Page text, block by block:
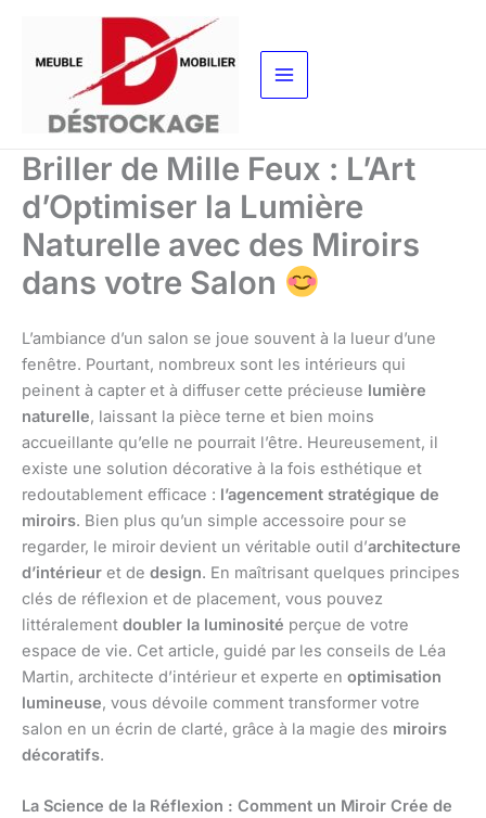
contenu
Briller de Mille Feux : L’Art
d’Optimiser la Lumière
Naturelle avec des Miroirs
dans votre Salon
L’ambiance d’un salon se joue souvent à la lueur d’une
fenêtre. Pourtant, nombreux sont les intérieurs qui
peinent à capter et à diffuser cette précieuse lumière
naturelle, laissant la pièce terne et bien moins
accueillante qu’elle ne pourrait l’être. Heureusement, il
existe une solution décorative à la fois esthétique et
redoutablement efficace : l’agencement stratégique de
miroirs. Bien plus qu’un simple accessoire pour se
regarder, le miroir devient un véritable outil d’architecture
d’intérieur et de design. En maîtrisant quelques principes
clés de réflexion et de placement, vous pouvez
littéralement doubler la luminosité perçue de votre
espace de vie. Cet article, guidé par les conseils de Léa
Martin, architecte d’intérieur et experte en optimisation
lumineuse, vous dévoile comment transformer votre
salon en un écrin de clarté, grâce à la magie des miroirs
décoratifs.
La Science de la Réflexion : Comment un Miroir Crée de